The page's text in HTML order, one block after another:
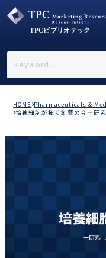
←戻る
HOME Pharmaceuticals &
培養細胞が拓く創薬の今―研